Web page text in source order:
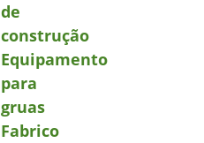
de
construção
Equipamento
para
gruas
Fabrico